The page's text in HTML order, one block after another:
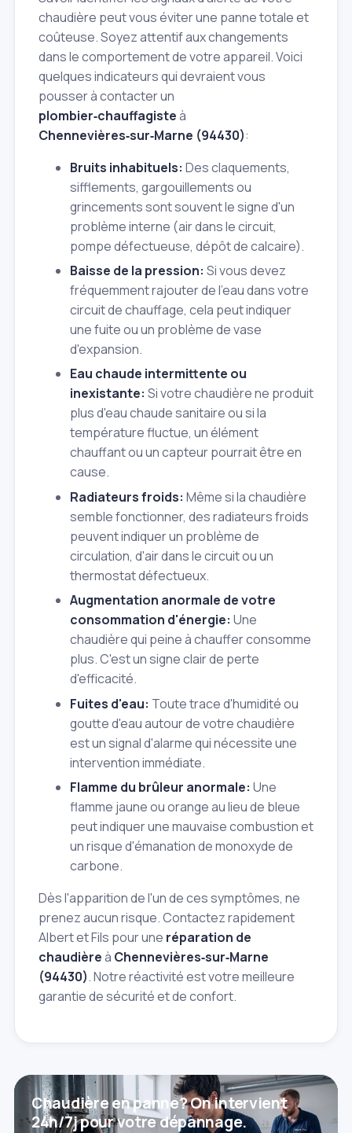
chaudière peut vous éviter une panne totale et
coûteuse. Soyez attentif aux changements
dans le comportement de votre appareil. Voici
quelques indicateurs qui devraient vous
pousser à contacter un
plombier‑chauffagisteà
Chennevières‑sur‑Marne (94430):
Bruits inhabituels: Des claquements,
sifflements, gargouillements ou
grincements sont souvent le signe d'un
problème interne (air dans le circuit,
pompe défectueuse, dépôt de calcaire).
Baisse de la pression: Si vous devez
fréquemment rajouter de l'eau dans votre
circuit de chauffage, cela peut indiquer
une fuite ou un problème de vase
d'expansion.
Eau chaude intermittente ou
inexistante: Si votre chaudière ne produit
plus d'eau chaude sanitaire ou si la
température fluctue, un élément
chauffant ou un capteur pourrait être en
cause.
Radiateurs froids: Même si la chaudière
semble fonctionner, des radiateurs froids
peuvent indiquer un problème de
circulation, d'air dans le circuit ou un
thermostat défectueux.
Augmentation anormale de votre
consommation d'énergie: Une
chaudière qui peine à chauffer consomme
plus. C'est un signe clair de perte
d'efficacité.
Fuites d'eau: Toute trace d'humidité ou
goutte d'eau autour de votre chaudière
est un signal d'alarme qui nécessite une
intervention immédiate.
Flamme du brûleur anormale: Une
flamme jaune ou orange au lieu de bleue
peut indiquer une mauvaise combustion et
un risque d'émanation de monoxyde de
carbone.
Dès l'apparition de l'un de ces symptômes, ne
prenez aucun risque. Contactez rapidement
Albert et Fils pour une réparation de
chaudièreà Chennevières‑sur‑Marne
(94430). Notre réactivité est votre meilleure
garantie de sécurité et de confort.
Chaudière en panne? On intervient
24h/7j pour votre dépannage.